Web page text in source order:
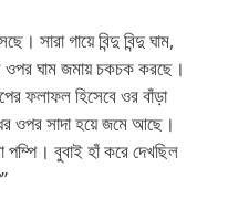
সারা গায়ে বিন্দু বিন্দু ঘাম,
ওপর ঘাম জমায় চকচক করছে।
ফলাফল হিসেবে ওর বাঁড়া
ওপর সাদা হয়ে জমে আছে।
বুবাই হাঁ করে দেখছিল